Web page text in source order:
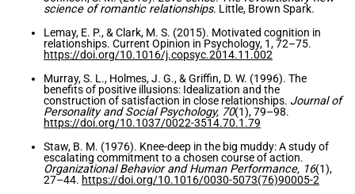
science of romantic relationships. Little, Brown Spark.
Lemay, E. P., & Clark, M. S. (2015). Motivated cognition in
relationships. Current Opinion in Psychology, 1, 72–75.
https://doi.org/10.1016/j.copsyc.2014.11.002
Murray, S. L., Holmes, J. G., & Griffin, D. W. (1996). The
benefits of positive illusions: Idealization and the
construction of satisfaction in close relationships. Journal of
Personality and Social Psychology, 70(1), 79–98.
https://doi.org/10.1037/0022-3514.70.1.79
Staw, B. M. (1976). Knee-deep in the big muddy: A study of
escalating commitment to a chosen course of action.
Organizational Behavior and Human Performance, 16(1),
27–44. https://doi.org/10.1016/0030-5073(76)90005-2